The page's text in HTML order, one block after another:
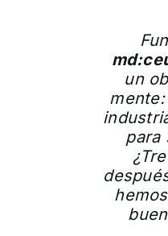
un
para